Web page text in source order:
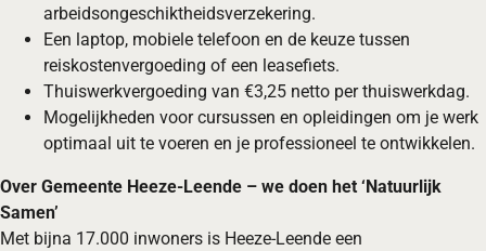
arbeidsongeschiktheidsverzekering.
Een laptop, mobiele telefoon en de keuze tussen
reiskostenvergoeding of een leasefiets.
Thuiswerkvergoeding van €3,25 netto per thuiswerkdag.
Mogelijkheden voor cursussen en opleidingen om je werk
optimaal uit te voeren en je professioneel te ontwikkelen.
Over Gemeente Heeze-Leende – we doen het ‘Natuurlijk
Samen’
Met bijna 17.000 inwoners is Heeze-Leende een